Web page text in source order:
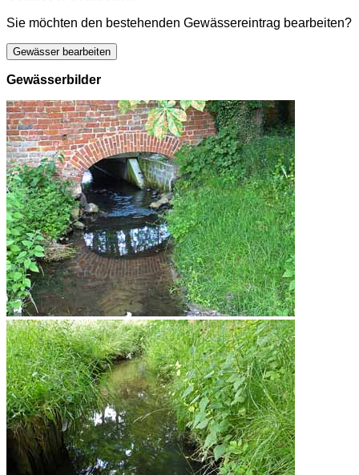
Sie möchten den bestehenden Gewässereintrag bearbeiten?
Gewässer bearbeiten
Gewässerbilder